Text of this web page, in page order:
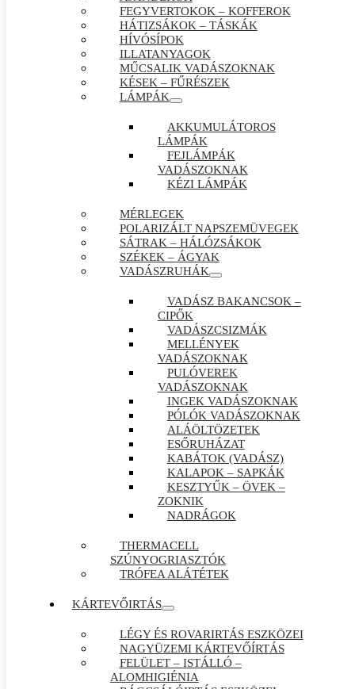
FEGYVERTOKOK – KOFFEROK
HÁTIZSÁKOK – TÁSKÁK
HÍVÓSÍPOK
ILLATANYAGOK
MŰCSALIK VADÁSZOKNAK
KÉSEK – FŰRÉSZEK
LÁMPÁK
AKKUMULÁTOROS
LÁMPÁK
FEJLÁMPÁK
VADÁSZOKNAK
KÉZI LÁMPÁK
MÉRLEGEK
POLARIZÁLT NAPSZEMÜVEGEK
SÁTRAK – HÁLÓZSÁKOK
SZÉKEK – ÁGYAK
VADÁSZRUHÁK
VADÁSZ BAKANCSOK –
CIPŐK
VADÁSZCSIZMÁK
MELLÉNYEK
VADÁSZOKNAK
PULÓVEREK
VADÁSZOKNAK
INGEK VADÁSZOKNAK
PÓLÓK VADÁSZOKNAK
ALÁÖLTÖZETEK
ESŐRUHÁZAT
KABÁTOK (VADÁSZ)
KALAPOK – SAPKÁK
KESZTYŰK – ÖVEK –
ZOKNIK
NADRÁGOK
THERMACELL
SZÚNYOGRIASZTÓK
TRÓFEA ALÁTÉTEK
KÁRTEVŐIRTÁS
LÉGY ÉS ROVARIRTÁS ESZKÖZEI
NAGYÜZEMI KÁRTEVŐÍRTÁS
FELÜLET – ISTÁLLÓ –
ALOMHIGIÉNIA